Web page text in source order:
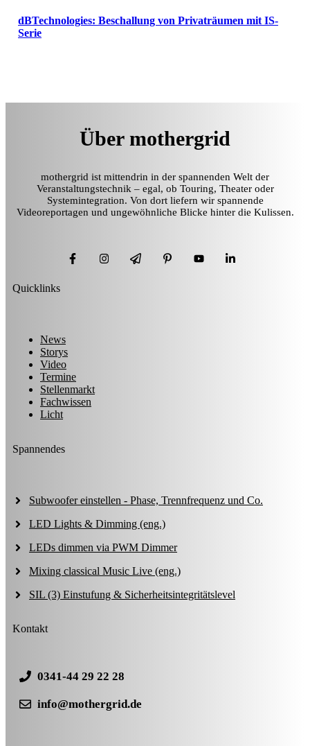
dBTechnologies: Beschallung von Privaträumen mit IS-
Serie
Über mothergrid
mothergrid ist mittendrin in der spannenden Welt der
Veranstaltungstechnik – egal, ob Touring, Theater oder
Systemintegration. Von dort liefern wir spannende
Videoreportagen und ungewöhnliche Blicke hinter die Kulissen.
Quicklinks
News
Storys
Video
Termine
Stellenmarkt
Fachwissen
Licht
Spannendes
Subwoofer einstellen - Phase, Trennfrequenz und Co.
LED Lights & Dimming (eng.)
LEDs dimmen via PWM Dimmer
Mixing classical Music Live (eng.)
SIL (3) Einstufung & Sicherheitsintegritätslevel
Kontakt
0341-44 29 22 28
info@mothergrid.de